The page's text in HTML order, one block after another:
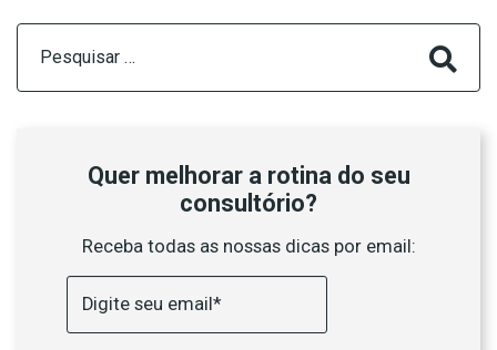
Quer melhorar a rotina do seu
consultório?
Receba todas as nossas dicas por email: